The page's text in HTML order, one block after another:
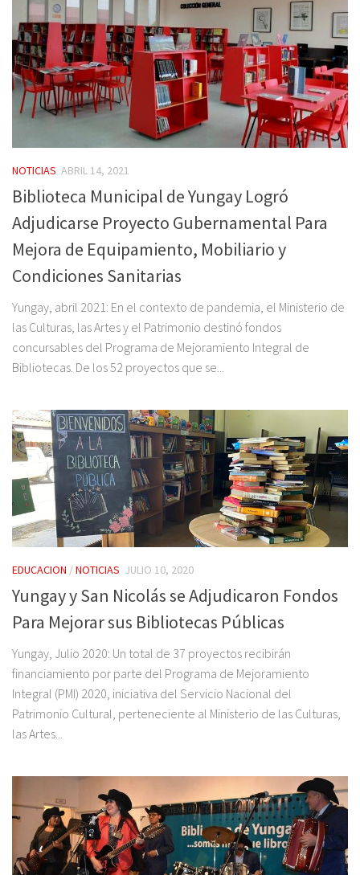
NOTICIAS ABRIL 14, 2021
Biblioteca Municipal de Yungay Logró
Adjudicarse Proyecto Gubernamental Para
Mejora de Equipamiento, Mobiliario y
Condiciones Sanitarias
Yungay, abril 2021: En el contexto de pandemia, el Ministerio de
las Culturas, las Artes y el Patrimonio destinó fondos
concursables del Programa de Mejoramiento Integral de
Bibliotecas. De los 52 proyectos que se...
EDUCACION /NOTICIAS JULIO 10, 2020
Yungay y San Nicolás se Adjudicaron Fondos
Para Mejorar sus Bibliotecas Públicas
Yungay, Julio 2020: Un total de 37 proyectos recibirán
financiamiento por parte del Programa de Mejoramiento
Integral (PMI) 2020, iniciativa del Servicio Nacional del
Patrimonio Cultural, perteneciente al Ministerio de las Culturas,
las Artes...